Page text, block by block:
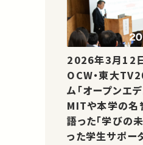
2026年3月12
OCW・東大
ム「オープンエ
MITや本学の名
語った「学びの
った学生サポー